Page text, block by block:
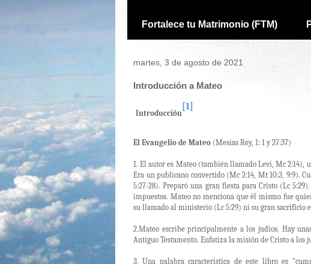
Fortalece tu Matrimonio (FTM)
martes, 3 de agosto de 2021
Introducción a Mateo
Introducción
[1]
El Evangelio de Mateo (Mesías Rey, 1: 1 y 27:37)
1. El autor es Mateo (también llamado Leví, Mc 2:14),
Era un publicano convertido (Mc 2:14, Mt 10:3, 9:9).
5:27-28). Preparó una gran fiesta para Cristo (Lc
impuestos. Mateo no menciona que él mismo fue
su llamado al ministerio (Lc 5:29) ni su gran sacrificio
2.Mateo escribe principalmente a los judíos. Hay
Antiguo Testamento. Enfatiza la misión de Cristo a los
3. Una palabra característica de este libro es